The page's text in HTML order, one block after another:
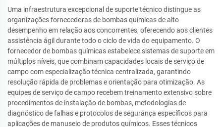
Uma infraestrutura excepcional de suporte técnico distingue as
organizações fornecedoras de bombas químicas de alto
desempenho em relação aos concorrentes, oferecendo aos clientes
assistência ágil durante todo o ciclo de vida do equipamento. O
fornecedor de bombas químicas estabelece sistemas de suporte em
múltiplos níveis, que combinam capacidades locais de serviço de
campo com especialização técnica centralizada, garantindo
resolução rápida de problemas e orientação para otimização. As
equipes de serviço de campo recebem treinamento extensivo sobre
procedimentos de instalação de bombas, metodologias de
diagnóstico de falhas e protocolos de segurança específicos para
aplicações de manuseio de produtos químicos. Esses técnicos